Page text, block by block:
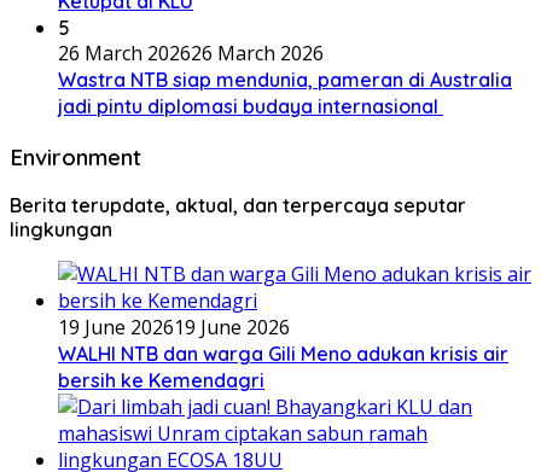
5
26 March 202626 March 2026
Wastra NTB siap mendunia, pameran di Australia
jadi pintu diplomasi budaya internasional
Environment
Berita terupdate, aktual, dan terpercaya seputar
lingkungan
19 June 202619 June 2026
WALHI NTB dan warga Gili Meno adukan krisis air
bersih ke Kemendagri